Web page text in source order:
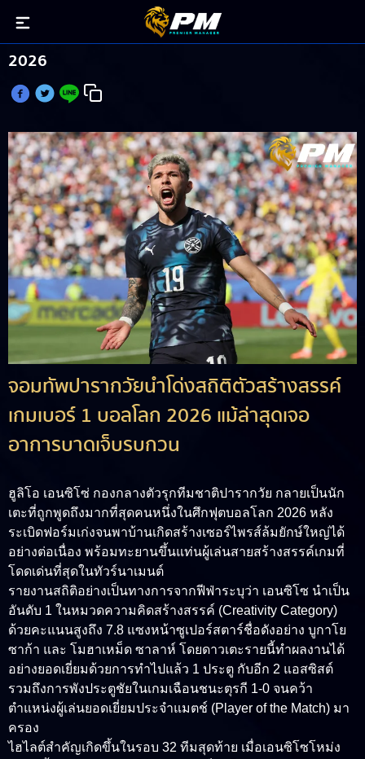
เอนซิโซ่ นำโด่งตัวสร้างสรรค์เกมเบอร์ 1 บอลโลก
2026
จอมทัพปารากวัยนำโด่งสถิติตัวสร้างสรรค์
เกมเบอร์ 1 บอลโลก 2026 แม้ล่าสุดเจอ
อาการบาดเจ็บรบกวน
ฮูลิโอ เอนซิโซ่ กองกลางตัวรุกทีมชาติปารากวัย กลายเป็นนัก
เตะที่ถูกพูดถึงมากที่สุดคนหนึ่งในศึกฟุตบอลโลก 2026 หลัง
ระเบิดฟอร์มเก่งจนพาบ้านเกิดสร้างเซอร์ไพรส์ล้มยักษ์ใหญ่ได้
อย่างต่อเนื่อง พร้อมทะยานขึ้นแท่นผู้เล่นสายสร้างสรรค์เกมที่
โดดเด่นที่สุดในทัวร์นาเมนต์
รายงานสถิติอย่างเป็นทางการจากฟีฟ่าระบุว่า เอนซิโซ นำเป็น
อันดับ 1 ในหมวดความคิดสร้างสรรค์ (Creativity Category)
ด้วยคะแนนสูงถึง 7.8 แซงหน้าซูเปอร์สตาร์ชื่อดังอย่าง บูกาโย
ซาก้า และ โมฮาเหม็ด ซาลาห์ โดยดาวเตะรายนี้ทำผลงานได้
อย่างยอดเยี่ยมด้วยการทำไปแล้ว 1 ประตู กับอีก 2 แอสซิสต์
รวมถึงการพังประตูชัยในเกมเฉือนชนะตุรกี 1-0 จนคว้า
ตำแหน่งผู้เล่นยอดเยี่ยมประจำแมตช์ (Player of the Match) มา
ครอง
ไฮไลต์สำคัญเกิดขึ้นในรอบ 32 ทีมสุดท้าย เมื่อเอนซิโซโหม่ง